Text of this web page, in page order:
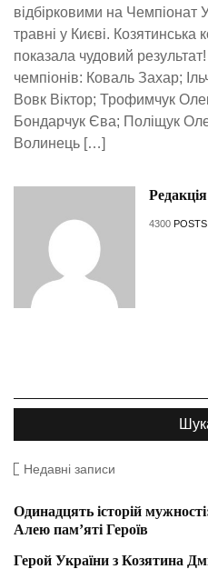
відбірковими на Чемпіонат
травні у Києві.
показала чудовий
чемпіонів: Коваль Захар;
Вовк Віктор; Трофимчук
Бондарчук Єва; Поліщук
Волинець […]
Редакція
4300 POSTS
Недавні записи
Одинадцять історій
Алею пам’яті Героїв
Герой України з Козятина